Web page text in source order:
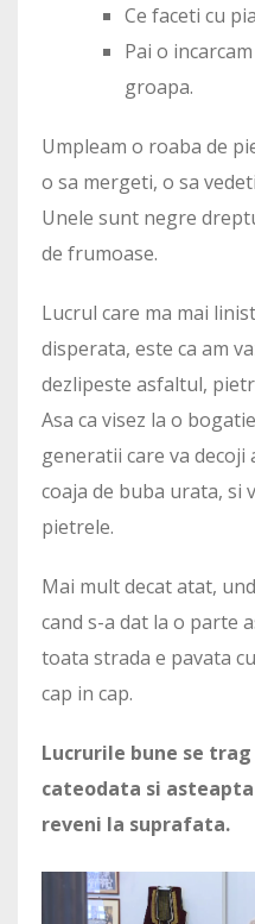
Ce faceti cu
Pai o
groapa.
Umpleam o roaba de
o sa mergeti, o sa
Unele sunt negre
de frumoase.
Lucrul care ma mai
disperata, este ca am
dezlipeste asfaltul,
Asa ca visez la o
generatii care va decoji
coaja de buba urata, si
pietrele.
Mai mult decat atat,
cand s-a dat la o parte
toata strada e pavata
cap in cap.
Lucrurile bune se
cateodata si
reveni la suprafata.